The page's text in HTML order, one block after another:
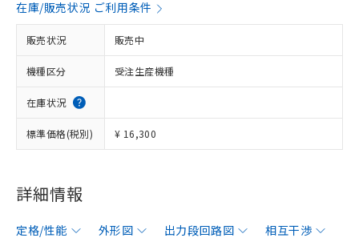
在庫/販売状況 ご利用条件
販売状況 販売中
機種区分 受注生産機種
在庫状況
標準価格(税別) ¥ 16,300
詳細情報
定格/性能 外形図 出力段回路図
相互干渉